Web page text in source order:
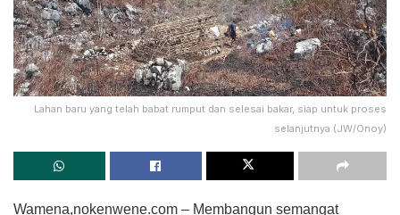
Lahan baru yang telah babat rumput dan selesai bakar, siap untuk proses
selanjutnya (JW/Onoy)
Wamena,nokenwene.com – Membangun semangat